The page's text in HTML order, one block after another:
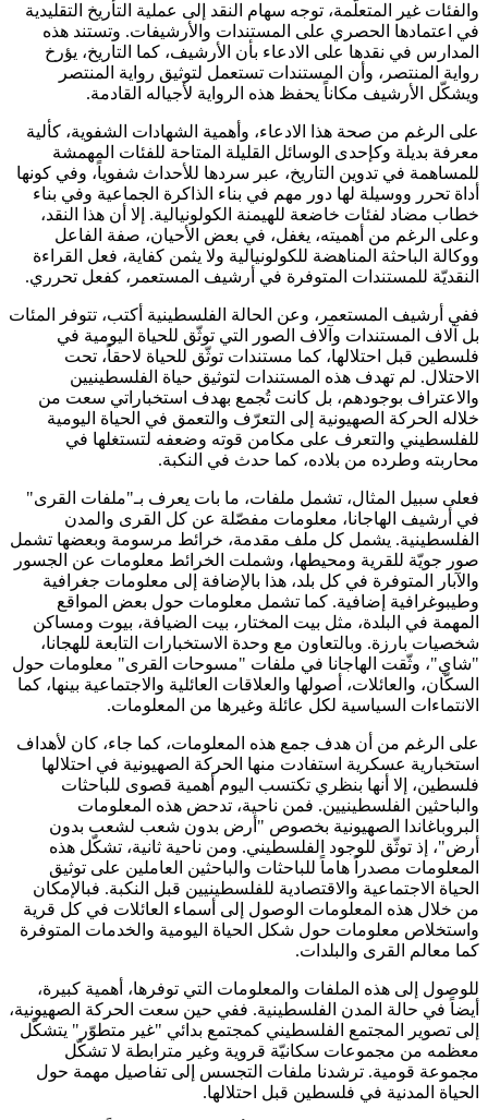
والفئات غير المتعلّمة، توجه سهام النقد إلى عملية التأريخ التقليدية
في اعتمادها الحصري على المستندات والأرشيفات. وتستند هذه
المدارس في نقدها على الادعاء بأن الأرشيف، كما التاريخ، يؤرخ
رواية المنتصر، وأن المستندات تستعمل لتوثيق رواية المنتصر
ويشكّل الأرشيف مكاناً يحفظ هذه الرواية لأجياله القادمة.
على الرغم من صحة هذا الادعاء، وأهمية الشهادات الشفوية، كألية
معرفة بديلة وكإحدى الوسائل القليلة المتاحة للفئات المهمشة
للمساهمة في تدوين التاريخ، عبر سردها للأحداث شفوياً، وفي كونها
أداة تحرر ووسيلة لها دور مهم في بناء الذاكرة الجماعية وفي بناء
خطاب مضاد لفئات خاضعة للهيمنة الكولونيالية. إلا أن هذا النقد،
وعلى الرغم من أهميته، يغفل، في بعض الأحيان، صفة الفاعل
ووكالة الباحثة المناهضة للكولونيالية ولا يثمن كفاية، فعل القراءة
النقديّة للمستندات المتوفرة في أرشيف المستعمر، كفعل تحرري.
ففي أرشيف المستعمر، وعن الحالة الفلسطينية أكتب، تتوفر المئات
بل آلاف المستندات وآلاف الصور التي توثّق للحياة اليومية في
فلسطين قبل احتلالها، كما مستندات توثّق للحياة لاحقاً، تحت
الاحتلال. لم تهدف هذه المستندات لتوثيق حياة الفلسطينيين
والاعتراف بوجودهم، بل كانت تُجمع بهدف استخباراتي سعت من
خلاله الحركة الصهيونية إلى التعرّف والتعمق في الحياة اليومية
للفلسطيني والتعرف على مكامن قوته وضعفه لتستغلها في
محاربته وطرده من بلاده، كما حدث في النكبة.
فعلى سبيل المثال، تشمل ملفات، ما بات يعرف بـ"ملفات القرى"
في أرشيف الهاجانا، معلومات مفصّلة عن كل القرى والمدن
الفلسطينية. يشمل كل ملف مقدمة، خرائط مرسومة وبعضها تشمل
صور جويّة للقرية ومحيطها، وشملت الخرائط معلومات عن الجسور
والآبار المتوفرة في كل بلد، هذا بالإضافة إلى معلومات جغرافية
وطيبوغرافية إضافية. كما تشمل معلومات حول بعض المواقع
المهمة في البلدة، مثل بيت المختار، بيت الضيافة، بيوت ومساكن
شخصيات بارزة. وبالتعاون مع وحدة الاستخبارات التابعة للهجانا،
"شاي"، وثّقت الهاجانا في ملفات "مسوحات القرى" معلومات حول
السكّان، والعائلات، أصولها والعلاقات العائلية والاجتماعية بينها، كما
الانتماءات السياسية لكل عائلة وغيرها من المعلومات.
على الرغم من أن هدف جمع هذه المعلومات، كما جاء، كان لأهداف
استخبارية عسكرية استفادت منها الحركة الصهيونية في احتلالها
فلسطين، إلا أنها بنظري تكتسب اليوم أهمية قصوى للباحثات
والباحثين الفلسطينيين. فمن ناحية، تدحض هذه المعلومات
البروباغاندا الصهيونية بخصوص "أرض بدون شعب لشعب بدون
أرض"، إذ توثّق للوجود الفلسطيني. ومن ناحية ثانية، تشكّل هذه
المعلومات مصدراً هاماً للباحثات والباحثين العاملين على توثيق
الحياة الاجتماعية والاقتصادية للفلسطينيين قبل النكبة. فبالإمكان
من خلال هذه المعلومات الوصول إلى أسماء العائلات في كل قرية
واستخلاص معلومات حول شكل الحياة اليومية والخدمات المتوفرة
كما معالم القرى والبلدات.
للوصول إلى هذه الملفات والمعلومات التي توفرها، أهمية كبيرة،
أيضاً في حالة المدن الفلسطينية. ففي حين سعت الحركة الصهيونية،
إلى تصوير المجتمع الفلسطيني كمجتمع بدائي "غير متطوّر" يتشكّل
معظمه من مجموعات سكانيّة قروية وغير مترابطة لا تشكّل
مجموعة قومية. ترشدنا ملفات التجسس إلى تفاصيل مهمة حول
الحياة المدنية في فلسطين قبل احتلالها.